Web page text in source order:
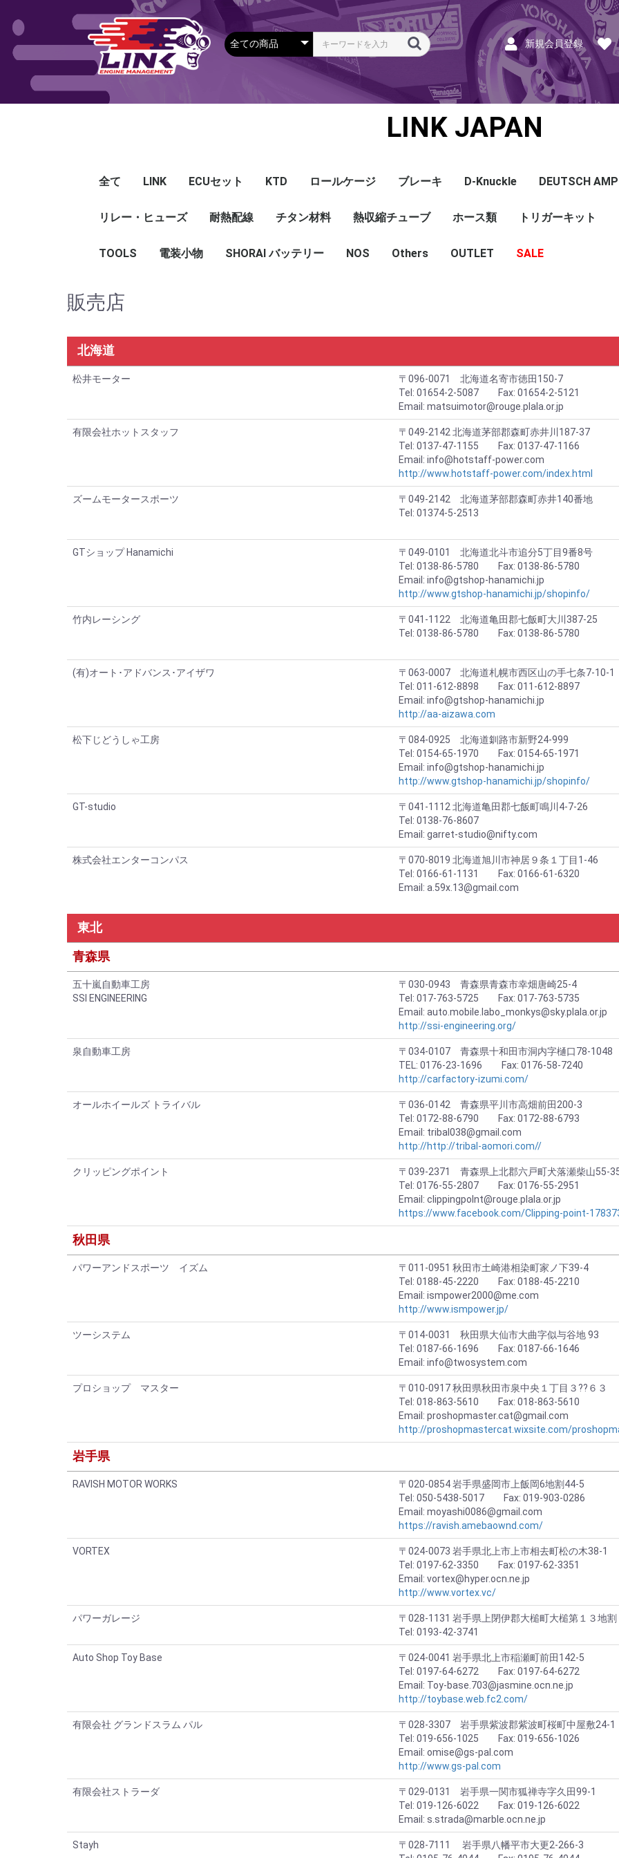
新規会員登録
LINK JAPAN
全て LINK
Plug-in ECU Honda
Mazda
Mitsubishi
Nissan
Subaru
Toyota
その他
Wire-in ECU G5
G4X
G4＋
PDM
ECUアクセサリー Looms and Cables Terminals and Plugs
G1 - G4
CAN and Tuning
G4X - G4+
Mapセンサー
温度センサー
その他センサー
Exhaust O2センサー
CAN EGT modules
DI Driver
Ignition
Injection
Peripherals
Tuning Tools
E-Throttle
Driver Display
CAN Keypad
Apparel Hat
T-shirts
Foodies
ECUセット KTD
Looms
CAN＆Tuning ケーブ
コネクタ＆Pin
Wire-in ハーネス
拡張ハーネス G4+Kurofune
MAZDA
MITSUBISHI
HONDA
TOYOTA
NISSAN
センサー クランクセンサー
温度センサー
MAPセンサー
圧力センサー
ノックセンサー
CAN ラムダ 空燃比
ブーストコントロール
Injector
ISC
その他
Ignition Coil
クラセン
サージタンク
EXマニ
燃料
電スロ
シリコンホース
エンジンハーネス
ハーネスラベル
エアクリーナー
スイッチ
アダプタ類
その他
ロールケージ ブレーキ D-Knuckle DEUTSCH AMP
AMP SSC
DTM
DT
DTP
その他
リレー・ヒューズ
リレー
リレーBOX
ヒューズケース
ブレーカー式ブレード
ブレーカー
耐熱配線
ETFE 配線
シールド線
モールド線
FEP 配線
シールド線
モールド線
チタン材料 熱収縮チューブ
ハンダ付 収縮チュー
耐熱収縮メッシュチュ
切れ込み付 メッシュ
DR
DW
DW クリア
その他
ホース類
シリコンホース
耐熱スリーブ
バキュームホース
燃料ホース
トリガーキット
TOOLS 電装小物 SHORAI バッテリー NOS Others OUTLET SALE
販売店
北海道
松井モーター
〒096-0071 北海道名寄市徳田150-7
Tel: 01654-2-5087 Fax: 01654-2-5121
Email: matsuimotor@rouge.plala.or.jp
有限会社ホットスタッフ
〒049-2142 北海道茅部郡森町赤井川187-37
Tel: 0137-47-1155 Fax: 0137-47-1166
Email: info@hotstaff-power.com
http://www.hotstaff-power.com/index.html
ズームモータースポーツ
〒049-2142 北海道茅部郡森町赤井140番地
Tel: 01374-5-2513
GTショップ Hanamichi
〒049-0101 北海道北斗市追分5丁目9番8号
Tel: 0138-86-5780 Fax: 0138-86-5780
Email: info@gtshop-hanamichi.jp
http://www.gtshop-hanamichi.jp/shopinfo/
竹内レーシング
〒041-1122 北海道亀田郡七飯町大川387-25
Tel: 0138-86-5780 Fax: 0138-86-5780
(有)オート･アドバンス･アイザワ
〒063-0007 北海道札幌市西区山の手七条7-10-1
Tel: 011-612-8898 Fax: 011-612-8897
Email: info@gtshop-hanamichi.jp
http://aa-aizawa.com
松下じどうしゃ工房
〒084-0925 北海道釧路市新野24-999
Tel: 0154-65-1970 Fax: 0154-65-1971
Email: info@gtshop-hanamichi.jp
http://www.gtshop-hanamichi.jp/shopinfo/
GT-studio
〒041-1112 北海道亀田郡七飯町鳴川4-7-26
Tel: 0138-76-8607
Email: garret-studio@nifty.com
株式会社エンターコンパス
〒070-8019 北海道旭川市神居９条１丁目1-46
Tel: 0166-61-1131 Fax: 0166-61-6320
Email: a.59x.13@gmail.com
東北
青森県
五十嵐自動車工房
SSI ENGINEERING
〒030-0943 青森県青森市幸畑唐崎25-4
Tel: 017-763-5725 Fax: 017-763-5735
Email: auto.mobile.labo_monkys@sky.plala.or.jp
http://ssi-engineering.org/
泉自動車工房
〒034-0107 青森県十和田市洞内字樋口78-1048
TEL: 0176-23-1696 Fax: 0176-58-7240
http://carfactory-izumi.com/
オールホイールズ トライバル
〒036-0142 青森県平川市高畑前田200-3
Tel: 0172-88-6790 Fax: 0172-88-6793
Email: tribal038@gmail.com
http://http://tribal-aomori.com//
クリッピングポイント
〒039-2371 青森県上北郡六戸町犬落瀬柴山55-
Tel: 0176-55-2807 Fax: 0176-55-2951
Email: clippingpolnt@rouge.plala.or.jp
https://www.facebook.com/Clipping-point-
秋田県
パワーアンドスポーツ イズム
〒011-0951 秋田市土崎港相染町家ノ下39-4
Tel: 0188-45-2220 Fax: 0188-45-2210
Email: ismpower2000@me.com
http://www.ismpower.jp/
ツーシステム
〒014-0031 秋田県大仙市大曲字似与谷地 93
Tel: 0187-66-1696 Fax: 0187-66-1646
Email: info@twosystem.com
プロショップ マスター
〒010-0917 秋田県秋田市泉中央１丁目３??６３
Tel: 018-863-5610 Fax: 018-863-5610
Email: proshopmaster.cat@gmail.com
http://proshopmastercat.wixsite.com/
岩手県
RAVISH MOTOR WORKS
〒020-0854 岩手県盛岡市上飯岡6地割44-5
Tel: 050-5438-5017 Fax: 019-903-0286
Email: moyashi0086@gmail.com
https://ravish.amebaownd.com/
VORTEX
〒024-0073 岩手県北上市上市相去町松の木38-1
Tel: 0197-62-3350 Fax: 0197-62-3351
Email: vortex@hyper.ocn.ne.jp
http://www.vortex.vc/
パワーガレージ
〒028-1131 岩手県上閉伊郡大槌町大槌第１３地割
Tel: 0193-42-3741
Auto Shop Toy Base
〒024-0041 岩手県北上市稲瀬町前田142-5
Tel: 0197-64-6272 Fax: 0197-64-6272
Email: Toy-base.703@jasmine.ocn.ne.jp
http://toybase.web.fc2.com/
有限会社 グランドスラム パル
〒028-3307 岩手県紫波郡紫波町桜町中屋敷24-1
Tel: 019-656-1025 Fax: 019-656-1026
Email: omise@gs-pal.com
http://www.gs-pal.com
有限会社ストラーダ
〒029-0131 岩手県一関市狐禅寺字久田99-1
Tel: 019-126-6022 Fax: 019-126-6022
Email: s.strada@marble.ocn.ne.jp
Stayh
〒028-7111 岩手県八幡平市大更2-266-3